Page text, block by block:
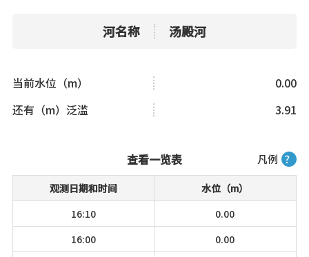
河名称 汤殿河
当前水位（m）
0.00
还有（m）泛滥
3.91
凡例 ？
查看一览表
观测日期和时间
水位（m）
16:10
0.00
16:00
0.00